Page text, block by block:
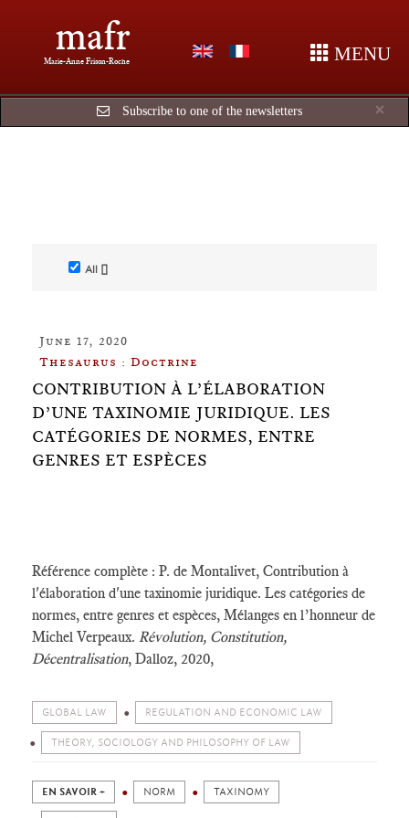
mafr
Marie-Anne Frison-Roche MENU
×
Subscribe to one of the newsletters
All []
June 17, 2020
Thesaurus : Doctrine
CONTRIBUTION À L’ÉLABORATION
D’UNE TAXINOMIE JURIDIQUE. LES
CATÉGORIES DE NORMES, ENTRE
GENRES ET ESPÈCES
Référence complète : P. de Montalivet, Contribution à
l'élaboration d'une taxinomie juridique. Les catégories de
normes, entre genres et espèces, Mélanges en l’honneur de
Michel Verpeaux. Révolution, Constitution,
Décentralisation, Dalloz, 2020,
GLOBAL LAW REGULATION AND ECONOMIC LAW
THEORY, SOCIOLOGY AND PHILOSOPHY OF LAW
EN SAVOIR + NORM TAXINOMY